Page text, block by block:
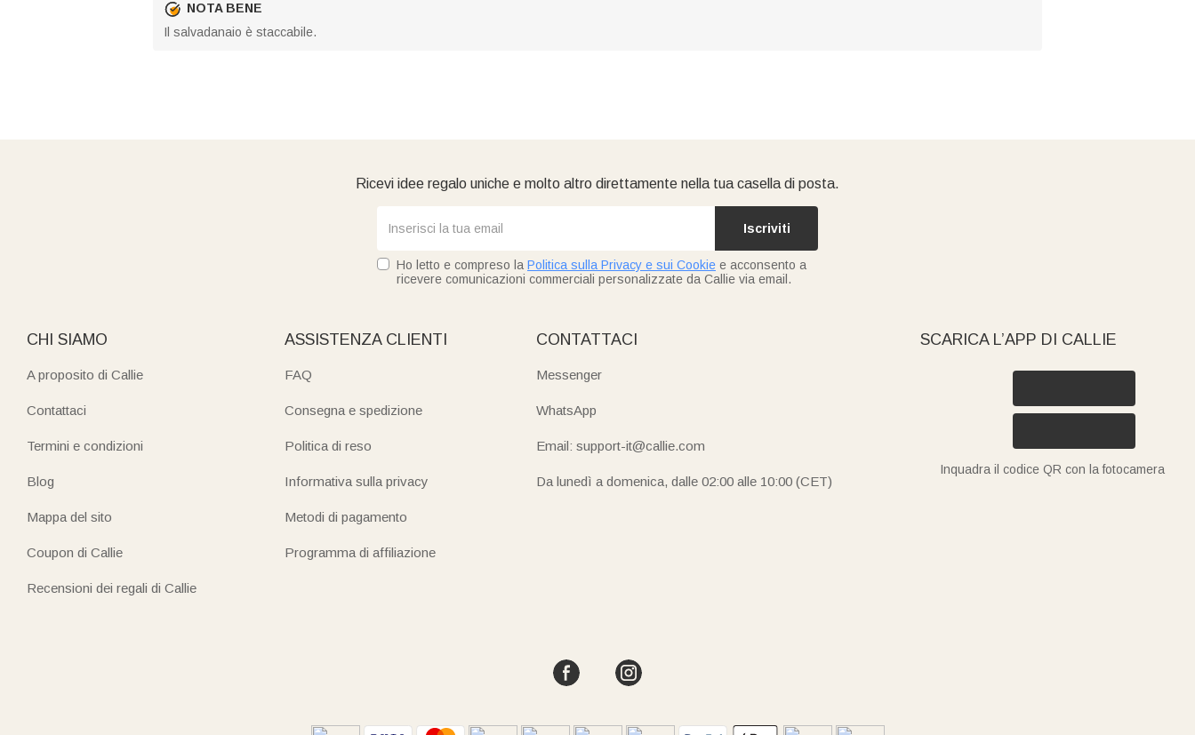
NOTA BENE
Il salvadanaio è staccabile.
Ricevi idee regalo uniche e molto altro direttamente nella tua casella di posta.
Iscriviti
Ho letto e compreso la Politica sulla Privacy e sui Cookie e acconsento a
ricevere comunicazioni commerciali personalizzate da Callie via email.
CHI SIAMO
A proposito di Callie
Contattaci
Termini e condizioni
Blog
Mappa del sito
Coupon di Callie
Recensioni dei regali di Callie
ASSISTENZA CLIENTI
FAQ
Consegna e spedizione
Politica di reso
Informativa sulla privacy
Metodi di pagamento
Programma di affiliazione
CONTATTACI
Messenger
WhatsApp
Email: support-it@callie.com
Da lunedì a domenica, dalle 02:00 alle 10:00 (CET)
SCARICA L’APP DI CALLIE
Inquadra il codice QR con la fotocamera